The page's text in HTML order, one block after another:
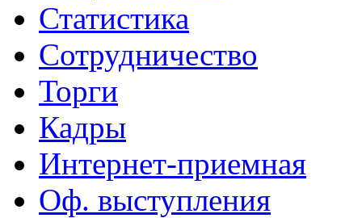
Статистика
Сотрудничество
Торги
Кадры
Интернет-приемная
Оф. выступления